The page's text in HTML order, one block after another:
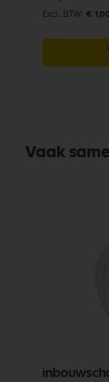
€ 1,00
Vaak